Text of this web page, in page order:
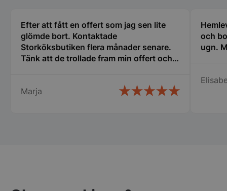
Efter att fått en offert som jag sen lite
glömde bort. Kontaktade
Storköksbutiken flera månader senare.
Tänk att de trollade fram min offert och
bemötande. Man lägger kunden i
Marja
och
ugn.